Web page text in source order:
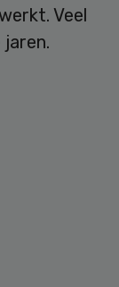
Veel
jaren.